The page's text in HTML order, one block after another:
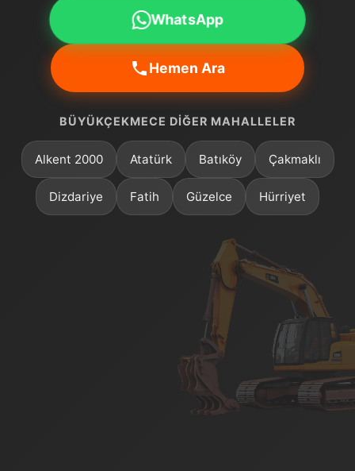
WhatsApp
Hemen Ara
BÜYÜKÇEKMECE DIĞER MAHALLELER
Alkent 2000 Atatürk Batıköy Çakmaklı
Dizdariye Fatih Güzelce Hürriyet